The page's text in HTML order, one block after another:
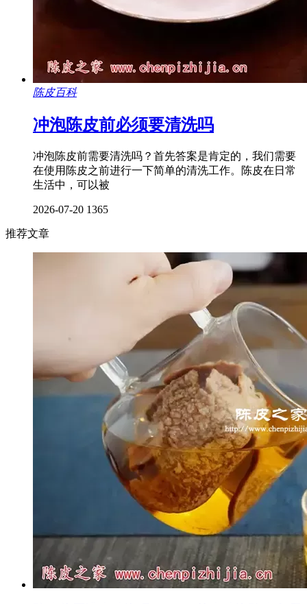
陈皮百科
冲泡陈皮前必须要清洗吗
冲泡陈皮前需要清洗吗？首先答案是肯定的，我们需要
在使用陈皮之前进行一下简单的清洗工作。陈皮在日常
生活中，可以被
2026-07-20 1365
推荐文章